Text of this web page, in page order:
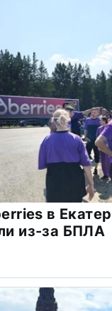
в
из-за БПЛА